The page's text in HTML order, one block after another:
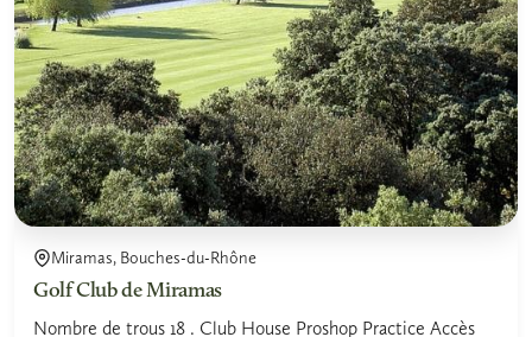
Miramas, Bouches-du-Rhône
Golf Club de Miramas
Nombre de trous 18 . Club House Proshop Practice Accès